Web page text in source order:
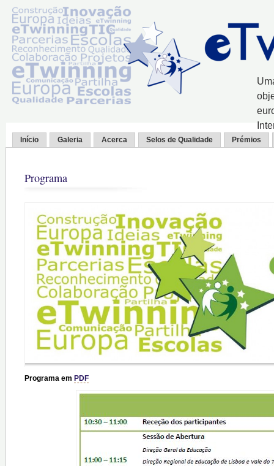
Início Galeria Acerca Selos de Qualidade Prémios
Programa
Programa em PDF